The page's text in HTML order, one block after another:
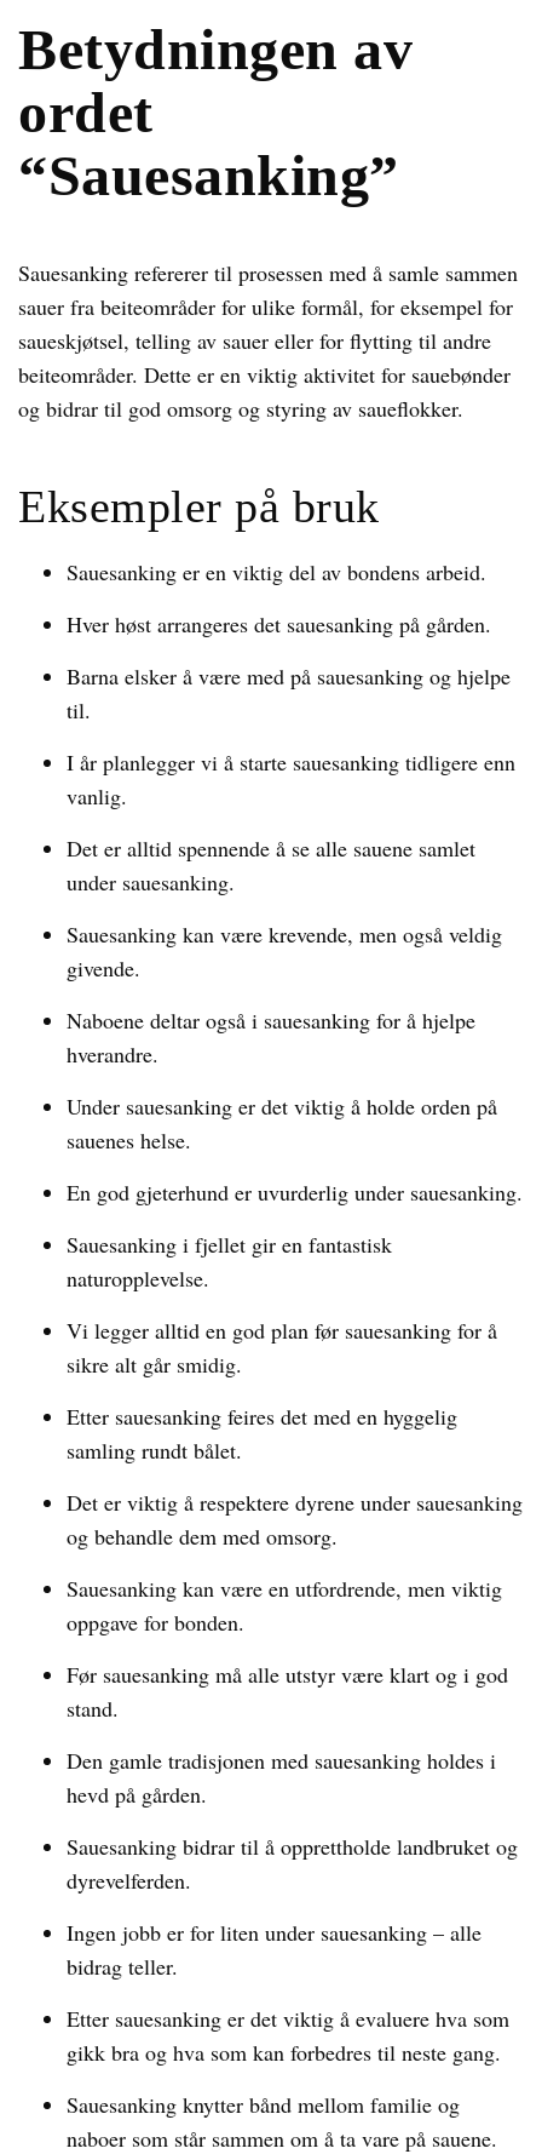
Betydningen av
ordet
“Sauesanking”
Sauesanking refererer til prosessen med å samle sammen
sauer fra beiteområder for ulike formål, for eksempel for
saueskjøtsel, telling av sauer eller for flytting til andre
beiteområder. Dette er en viktig aktivitet for sauebønder
og bidrar til god omsorg og styring av saueflokker.
Eksempler på bruk
Sauesanking er en viktig del av bondens arbeid.
Hver høst arrangeres det sauesanking på gården.
Barna elsker å være med på sauesanking og hjelpe
til.
I år planlegger vi å starte sauesanking tidligere enn
vanlig.
Det er alltid spennende å se alle sauene samlet
under sauesanking.
Sauesanking kan være krevende, men også veldig
givende.
Naboene deltar også i sauesanking for å hjelpe
hverandre.
Under sauesanking er det viktig å holde orden på
sauenes helse.
En god gjeterhund er uvurderlig under sauesanking.
Sauesanking i fjellet gir en fantastisk
naturopplevelse.
Vi legger alltid en god plan før sauesanking for å
sikre alt går smidig.
Etter sauesanking feires det med en hyggelig
samling rundt bålet.
Det er viktig å respektere dyrene under sauesanking
og behandle dem med omsorg.
Sauesanking kan være en utfordrende, men viktig
oppgave for bonden.
Før sauesanking må alle utstyr være klart og i god
stand.
Den gamle tradisjonen med sauesanking holdes i
hevd på gården.
Sauesanking bidrar til å opprettholde landbruket og
dyrevelferden.
Ingen jobb er for liten under sauesanking – alle
bidrag teller.
Etter sauesanking er det viktig å evaluere hva som
gikk bra og hva som kan forbedres til neste gang.
Sauesanking knytter bånd mellom familie og
naboer som står sammen om å ta vare på sauene.